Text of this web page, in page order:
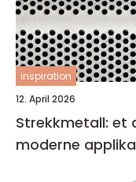
inspiration
12. April 2026
Strekkmetall: et
moderne